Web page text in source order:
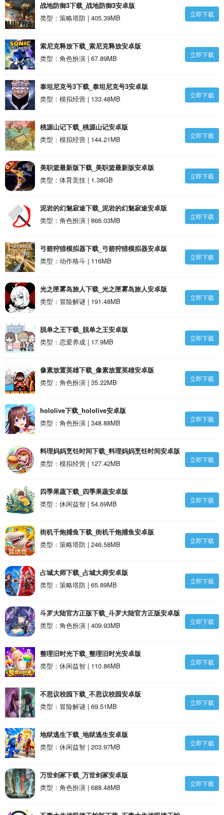
战地防御3下载_战地防御3安卓版
类型：策略塔防 | 405.39MB
立即下载
索尼克释放下载_索尼克释放安卓版
类型：角色扮演 | 67.89MB
立即下载
泰坦尼克号3下载_泰坦尼克号3安卓版
类型：模拟经营 | 133.48MB
立即下载
桃源山记下载_桃源山记安卓版
类型：模拟经营 | 144.21MB
立即下载
美职篮最新版下载_美职篮最新版安卓版
类型：体育竞技 | 1.38GB
立即下载
泥岩的幻魅寂途下载_泥岩的幻魅寂途安卓版
类型：角色扮演 | 866.03MB
立即下载
弓箭狩猎模拟器下载_弓箭狩猎模拟器安卓版
类型：动作格斗 | 116MB
立即下载
光之匣雾岛旅人下载_光之匣雾岛旅人安卓版
类型：冒险解谜 | 191.48MB
立即下载
脱单之王下载_脱单之王安卓版
类型：恋爱养成 | 17.9MB
立即下载
像素放置英雄下载_像素放置英雄安卓版
类型：角色扮演 | 35.22MB
立即下载
hololive下载_hololive安卓版
类型：角色扮演 | 348.88MB
立即下载
料理妈妈烹饪时间下载_料理妈妈烹饪时间安卓版
类型：模拟经营 | 127.42MB
立即下载
四季果蔬下载_四季果蔬安卓版
类型：休闲益智 | 54.69MB
立即下载
街机千炮捕鱼下载_街机千炮捕鱼安卓版
类型：策略塔防 | 246.58MB
立即下载
占城大师下载_占城大师安卓版
类型：策略塔防 | 65.89MB
立即下载
斗罗大陆官方正版下载_斗罗大陆官方正版安卓版
类型：角色扮演 | 409.93MB
立即下载
整理旧时光下载_整理旧时光安卓版
类型：休闲益智 | 110.86MB
立即下载
不思议校园下载_不思议校园安卓版
类型：冒险解谜 | 69.51MB
立即下载
地狱逃生下载_地狱逃生安卓版
类型：休闲益智 | 203.97MB
立即下载
万世剑冢下载_万世剑冢安卓版
类型：角色扮演 | 688.48MB
立即下载